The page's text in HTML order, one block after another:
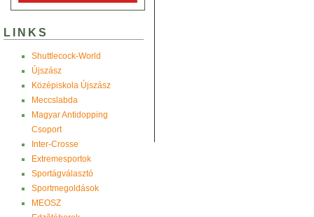
LINKS
Shuttlecock-World
Újszász
Középiskola Újszász
Meccslabda
Magyar Antidopping
Csoport
Inter-Crosse
Extremesportok
Sportágválasztó
Sportmegoldások
MEOSZ